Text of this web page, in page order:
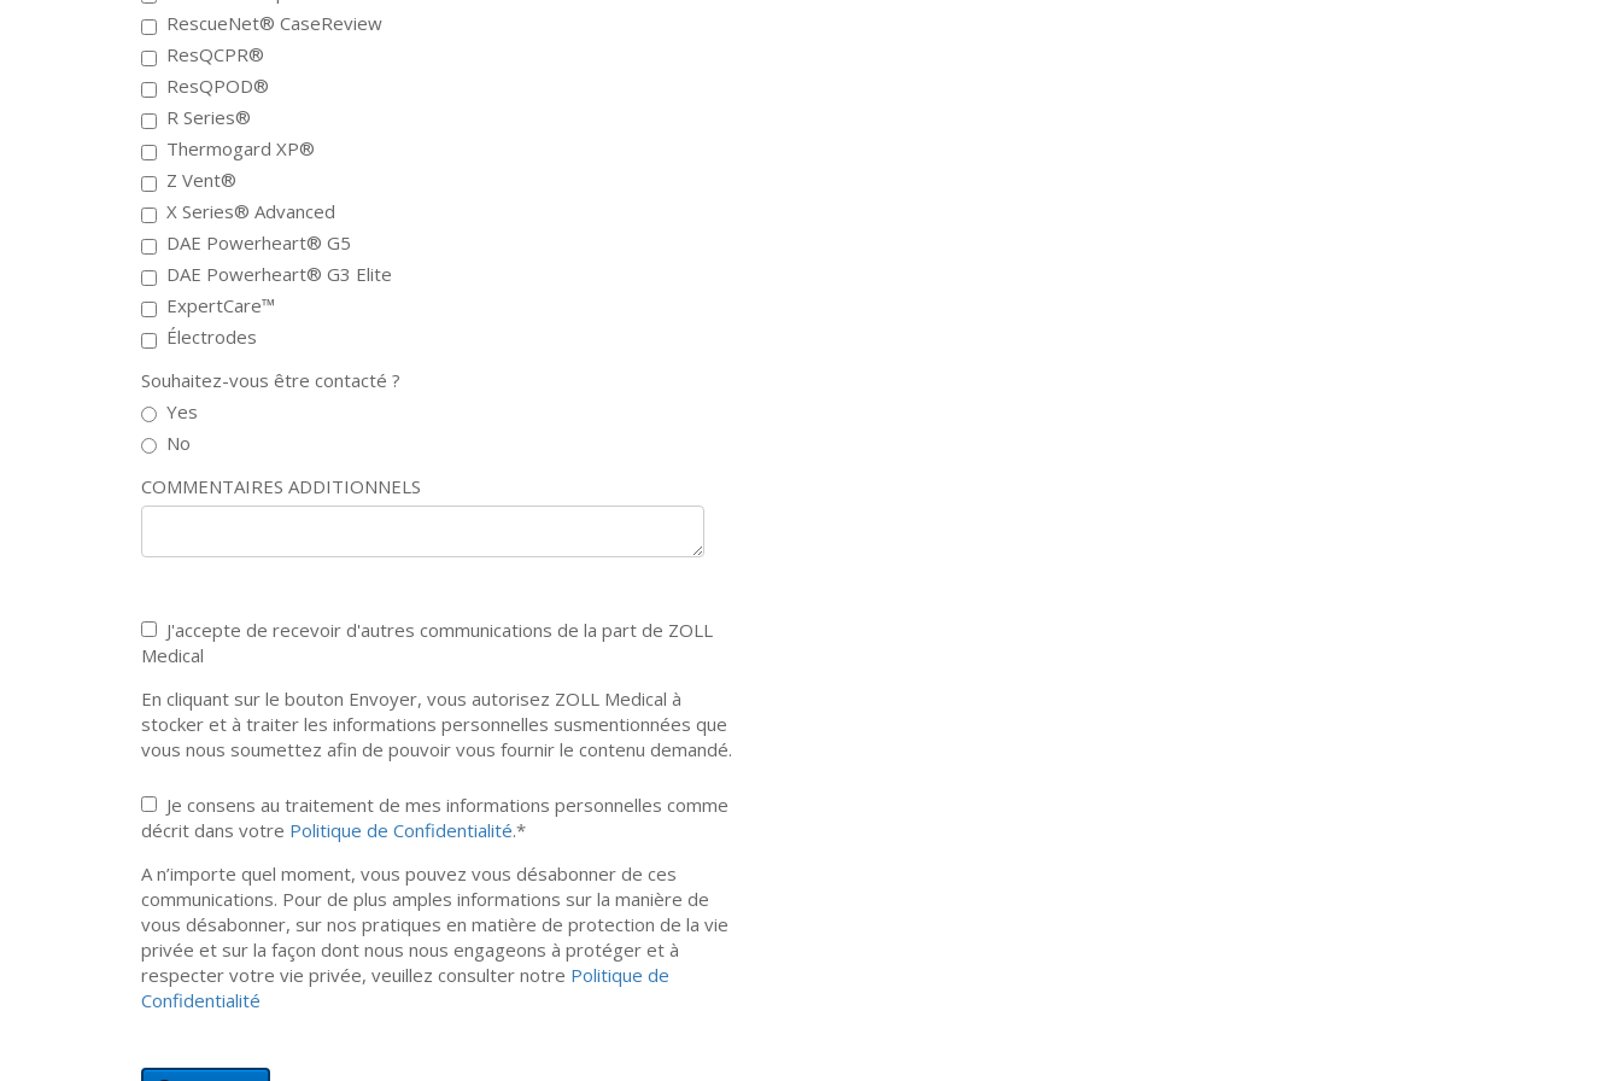
RescueNet® CaseReview
ResQCPR®
ResQPOD®
R Series®
Thermogard XP®
Z Vent®
X Series® Advanced
DAE Powerheart® G5
DAE Powerheart® G3 Elite
ExpertCare™
Électrodes
Souhaitez-vous être contacté ?
Yes
No
COMMENTAIRES ADDITIONNELS
J'accepte de recevoir d'autres communications de la part de ZOLL
Medical
En cliquant sur le bouton Envoyer, vous autorisez ZOLL Medical à
stocker et à traiter les informations personnelles susmentionnées que
vous nous soumettez afin de pouvoir vous fournir le contenu demandé.
Je consens au traitement de mes informations personnelles comme
décrit dans votre Politique de Confidentialité.*
A n’importe quel moment, vous pouvez vous désabonner de ces
communications. Pour de plus amples informations sur la manière de
vous désabonner, sur nos pratiques en matière de protection de la vie
privée et sur la façon dont nous nous engageons à protéger et à
respecter votre vie privée, veuillez consulter notre Politique de
Confidentialité